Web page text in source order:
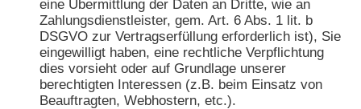
eine Übermittlung der Daten an Dritte, wie an
Zahlungsdienstleister, gem. Art. 6 Abs. 1 lit. b
DSGVO zur Vertragserfüllung erforderlich ist), Sie
eingewilligt haben, eine rechtliche Verpflichtung
dies vorsieht oder auf Grundlage unserer
berechtigten Interessen (z.B. beim Einsatz von
Beauftragten, Webhostern, etc.).